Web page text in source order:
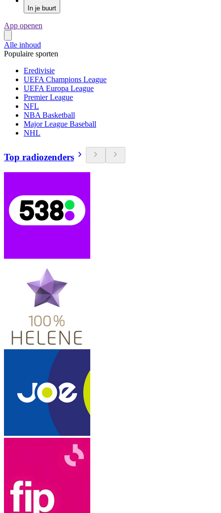
In je buurt
App openen
Alle inhoud
Populaire sporten
Eredivisie
UEFA Champions League
UEFA Europa League
Premier League
NFL
NBA Basketball
Major League Baseball
NHL
Top radiozenders